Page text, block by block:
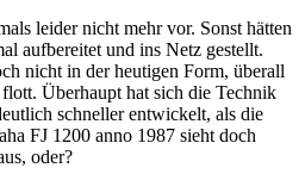
leider nicht mehr vor. Sonst hätten
aufbereitet und ins Netz gestellt.
nicht in der heutigen Form, überall
Überhaupt hat sich die Technik
schneller entwickelt, als die
FJ 1200 anno 1987 sieht doch
oder?